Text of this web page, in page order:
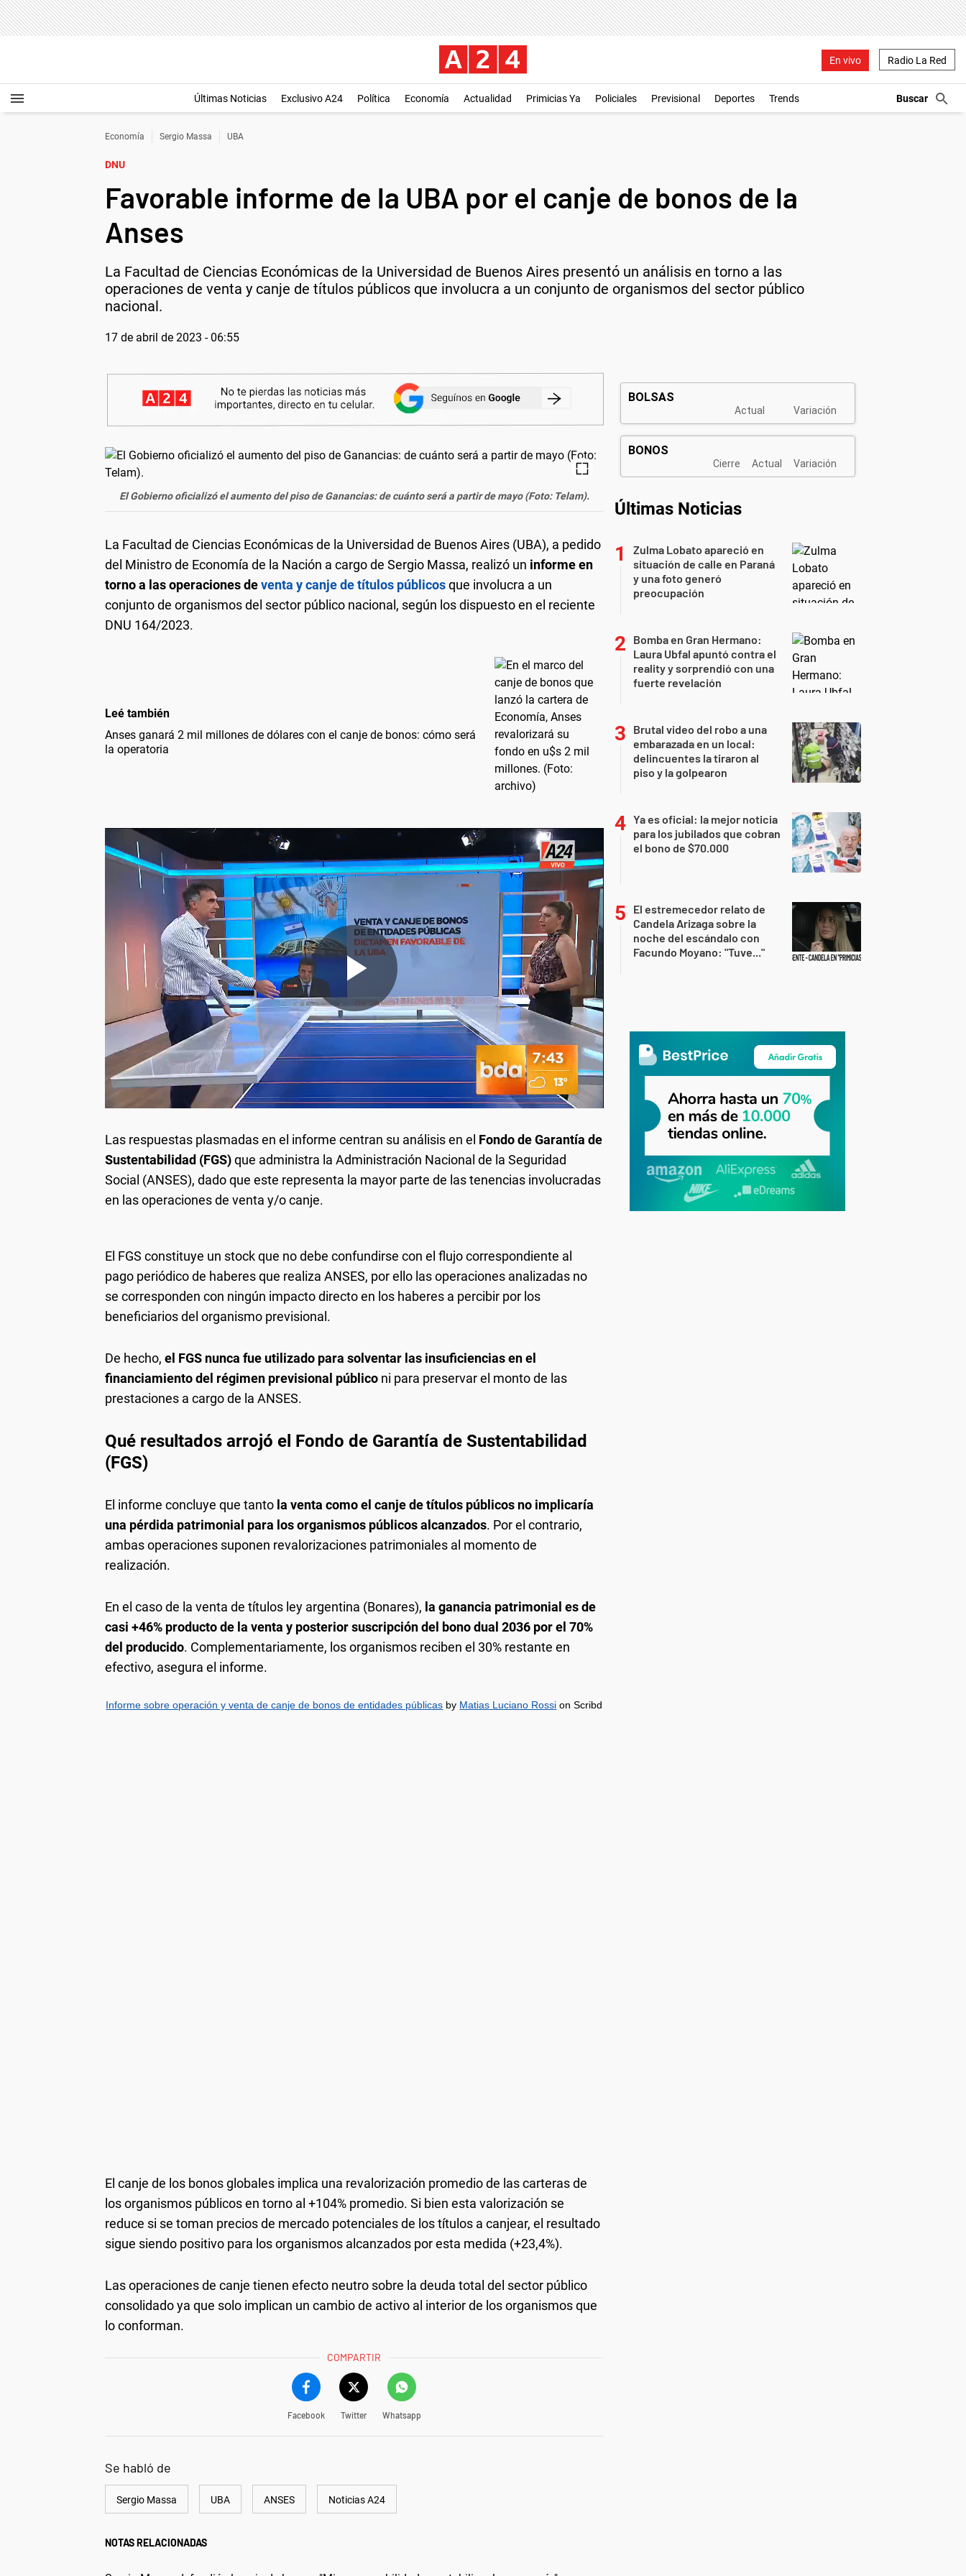
En vivo Radio La Red
Últimas Noticias Exclusivo A24 Política Economía Actualidad Primicias Ya Policiales Previsional Deportes Trends
Economía Sergio Massa UBA
DNU
Favorable informe de la UBA por el canje de bonos de la
Anses
La Facultad de Ciencias Económicas de la Universidad de Buenos Aires presentó un análisis en torno a las
operaciones de venta y canje de títulos públicos que involucra a un conjunto de organismos del sector público
nacional.
17 de abril de 2023 - 06:55
El Gobierno oficializó el aumento del piso de Ganancias: de cuánto será a partir de mayo (Foto: Telam).
La Facultad de Ciencias Económicas de la Universidad de Buenos Aires (UBA), a pedido
del Ministro de Economía de la Nación a cargo de Sergio Massa, realizó un informe en
torno a las operaciones deventa y canje de títulos públicosque involucra a un
conjunto de organismos del sector público nacional, según los dispuesto en el reciente
DNU 164/2023.
Leé también
Anses ganará 2 mil millones de dólares con el canje de bonos: cómo será
la operatoria
Las respuestas plasmadas en el informe centran su análisis en el Fondo de Garantía de
Sustentabilidad (FGS)que administra la Administración Nacional de la Seguridad
Social (ANSES), dado que este representa la mayor parte de las tenencias involucradas
en las operaciones de venta y/o canje.
El FGS constituye un stock que no debe confundirse con el flujo correspondiente al
pago periódico de haberes que realiza ANSES, por ello las operaciones analizadas no
se corresponden con ningún impacto directo en los haberes a percibir por los
beneficiarios del organismo previsional.
De hecho, el FGS nunca fue utilizado para solventar las insuficiencias en el
financiamiento del régimen previsional público ni para preservar el monto de las
prestaciones a cargo de la ANSES.
Qué resultados arrojó el Fondo de Garantía de Sustentabilidad
(FGS)
El informe concluye que tanto la venta como el canje de títulos públicos no implicaría
una pérdida patrimonial para los organismos públicos alcanzados. Por el contrario,
ambas operaciones suponen revalorizaciones patrimoniales al momento de
realización.
En el caso de la venta de títulos ley argentina (Bonares), la ganancia patrimonial es de
casi +46% producto de la venta y posterior suscripción del bono dual 2036 por el 70%
del producido. Complementariamente, los organismos reciben el 30% restante en
efectivo, asegura el informe.
Informe sobre operación y venta de canje de bonos de entidades públicas by Matias Luciano Rossi on Scribd
El canje de los bonos globales implica una revalorización promedio de las carteras de
los organismos públicos en torno al +104% promedio. Si bien esta valorización se
reduce si se toman precios de mercado potenciales de los títulos a canjear, el resultado
sigue siendo positivo para los organismos alcanzados por esta medida (+23,4%).
Las operaciones de canje tienen efecto neutro sobre la deuda total del sector público
consolidado ya que solo implican un cambio de activo al interior de los organismos que
lo conforman.
COMPARTIR
Facebook Twitter Whatsapp
Se habló de
Sergio Massa UBA ANSES Noticias A24
NOTAS RELACIONADAS
Últimas Noticias
Zulma Lobato apareció en
situación de calle en Paraná
y una foto generó
preocupación
Bomba en Gran Hermano:
Laura Ubfal apuntó contra el
reality y sorprendió con una
fuerte revelación
Brutal video del robo a una
embarazada en un local:
delincuentes la tiraron al
piso y la golpearon
Ya es oficial: la mejor noticia
para los jubilados que cobran
el bono de $70.000
El estremecedor relato de
Candela Arizaga sobre la
noche del escándalo con
Facundo Moyano: "Tuve..."